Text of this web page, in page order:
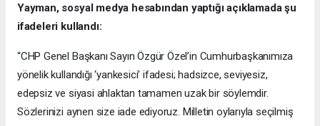
Yayman, sosyal medya hesabından yaptığı açıklamada şu
ifadeleri kullandı:
“CHP Genel Başkanı Sayın Özgür Özel’in Cumhurbaşkanımıza
yönelik kullandığı ‘yankesici’ ifadesi; hadsizce, seviyesiz,
edepsiz ve siyasi ahlaktan tamamen uzak bir söylemdir.
Sözlerinizi aynen size iade ediyoruz. Milletin oylarıyla seçilmiş